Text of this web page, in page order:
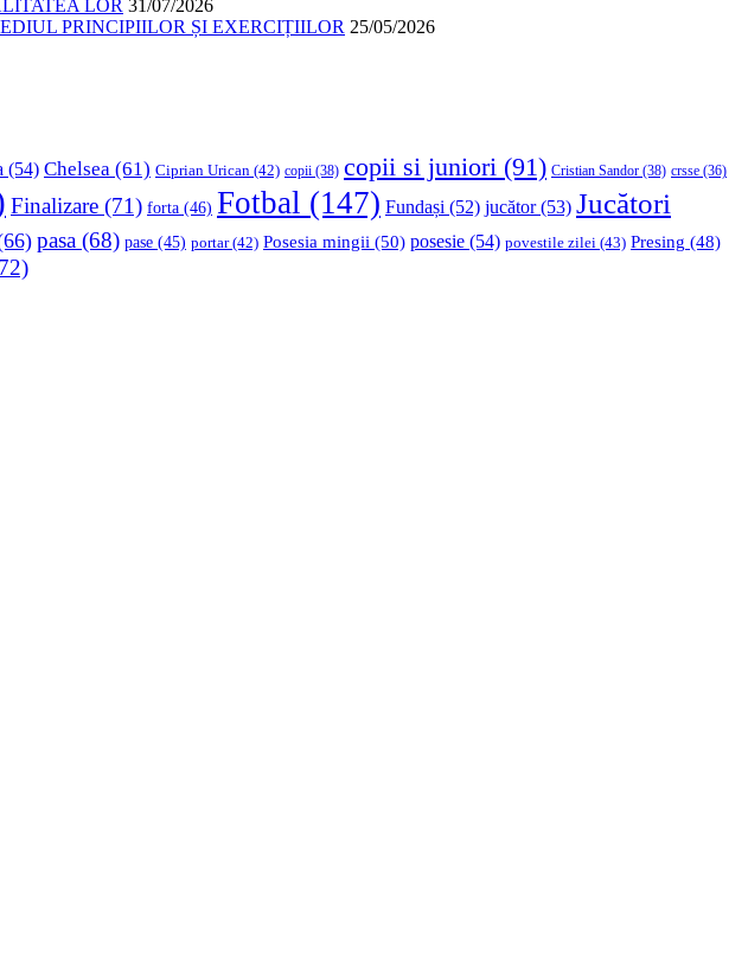
LOR 31/07/2026
PRINCIPIILOR ȘI EXERCIȚIILOR 25/05/2026
(54) Chelsea (61) Ciprian Urican (42) copii (38) copii si juniori (91) Cristian Sandor (38) crsse (36)
Finalizare (71) forta (46) Fotbal (147) Fundași (52) jucător(53) Jucători
pasa (68) pase (45) portar(42) Posesia mingii (50) posesie (54) povestile zilei (43) Presing (48)